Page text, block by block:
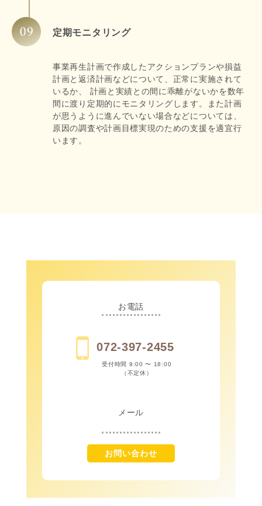
定期モニタリング
事業再生計画で作成したアクションプランや損益
計画と返済計画などについて、正常に実施されて
いるか、 計画と実績との間に乖離がないかを数年
間に渡り定期的にモニタリングします。また計画
が思うように進んでいない場合などについては、
原因の調査や計画目標実現のための支援を適宜行
います。
お電話
072-397-2455
受付時間 9:00 〜 18:00
（不定休）
メール
お問い合わせ